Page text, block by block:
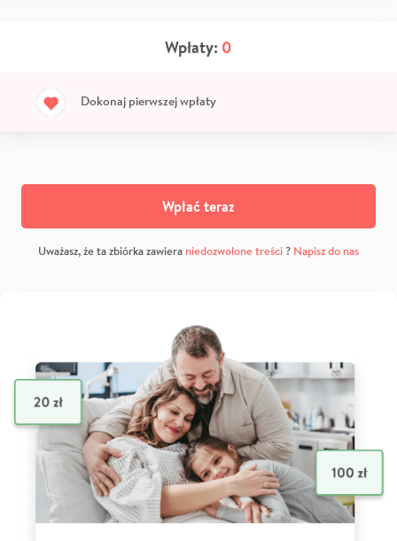
Wpłaty: 0
Dokonaj pierwszej wpłaty
Wpłać teraz
Uważasz, że ta zbiórka zawiera niedozwolone treści? Napisz do nas